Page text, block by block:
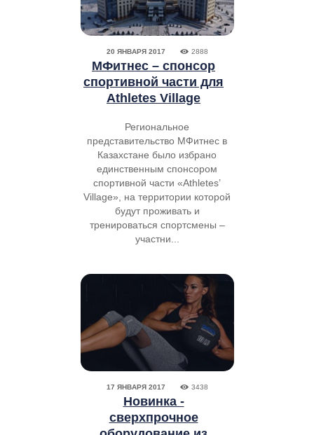
20 ЯНВАРЯ 2017 2888
МФитнес – спонсор
спортивной части для
Athletes Village
Региональное
представительство МФитнес в
Казахстане было избрано
единственным спонсором
спортивной части «Athletes’
Village», на территории которой
будут проживать и
тренироваться спортсмены –
участни...
17 ЯНВАРЯ 2017 3438
Новинка -
сверхпрочное